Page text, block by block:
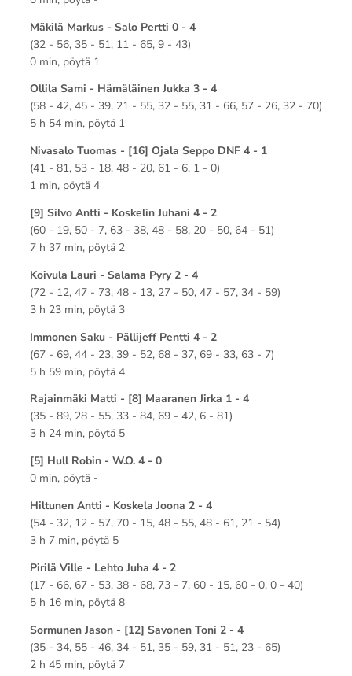
Mäkilä Markus - Salo Pertti 0 - 4
(32 - 56, 35 - 51, 11 - 65, 9 - 43)
0 min, pöytä 1
Ollila Sami - Hämäläinen Jukka 3 - 4
(58 - 42, 45 - 39, 21 - 55, 32 - 55, 31 - 66, 57 - 26, 32 - 70)
5 h 54 min, pöytä 1
Nivasalo Tuomas - [16] Ojala Seppo DNF 4 - 1
(41 - 81, 53 - 18, 48 - 20, 61 - 6, 1 - 0)
1 min, pöytä 4
[9] Silvo Antti - Koskelin Juhani 4 - 2
(60 - 19, 50 - 7, 63 - 38, 48 - 58, 20 - 50, 64 - 51)
7 h 37 min, pöytä 2
Koivula Lauri - Salama Pyry 2 - 4
(72 - 12, 47 - 73, 48 - 13, 27 - 50, 47 - 57, 34 - 59)
3 h 23 min, pöytä 3
Immonen Saku - Pällijeff Pentti 4 - 2
(67 - 69, 44 - 23, 39 - 52, 68 - 37, 69 - 33, 63 - 7)
5 h 59 min, pöytä 4
Rajainmäki Matti - [8] Maaranen Jirka 1 - 4
(35 - 89, 28 - 55, 33 - 84, 69 - 42, 6 - 81)
3 h 24 min, pöytä 5
[5] Hull Robin - W.O. 4 - 0
0 min, pöytä -
Hiltunen Antti - Koskela Joona 2 - 4
(54 - 32, 12 - 57, 70 - 15, 48 - 55, 48 - 61, 21 - 54)
3 h 7 min, pöytä 5
Pirilä Ville - Lehto Juha 4 - 2
(17 - 66, 67 - 53, 38 - 68, 73 - 7, 60 - 15, 60 - 0, 0 - 40)
5 h 16 min, pöytä 8
Sormunen Jason - [12] Savonen Toni 2 - 4
(35 - 34, 55 - 46, 34 - 51, 35 - 59, 31 - 51, 23 - 65)
2 h 45 min, pöytä 7